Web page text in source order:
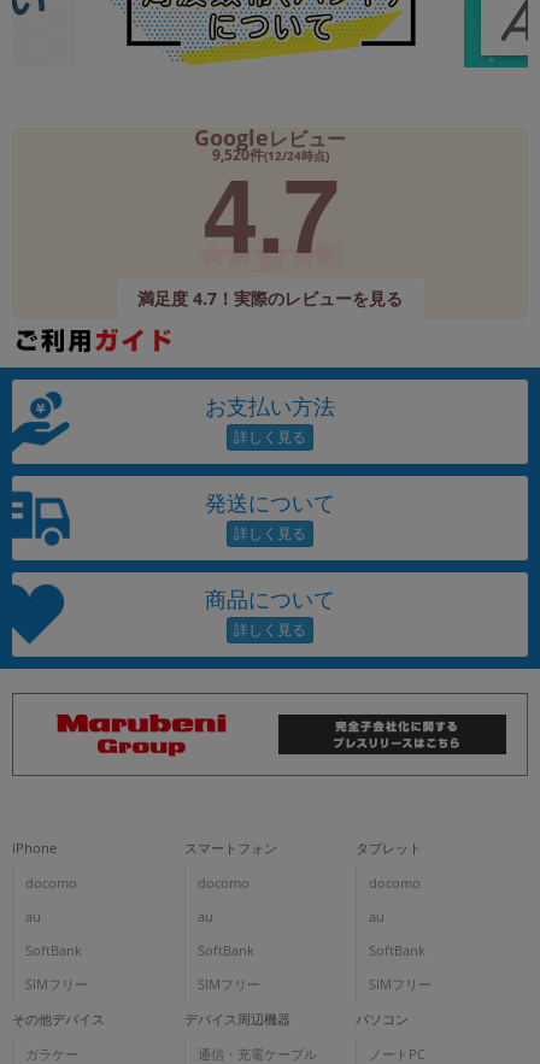
Googleレビュー
9,520件(12/24時点)
4.7
満足度 4.7！実際のレビューを見る
お支払い方法
発送について
商品について
iPhone
docomo
au
SoftBank
SIMフリー
スマートフォン
docomo
au
SoftBank
SIMフリー
タブレット
docomo
au
SoftBank
SIMフリー
その他デバイス
ガラケー
デバイス周辺機器
通信・充電ケーブル
パソコン
ノートPC